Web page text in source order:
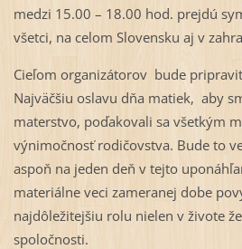
medzi 15.00 – 18.00 hod. prejdú
všetci, na celom Slovensku aj v
Cieľom organizátorov bude
Najväčšiu oslavu dňa matiek, aby
materstvo, poďakovali sa všetkým
výnimočnosť rodičovstva. Bude to
aspoň na jeden deň v tejto
materiálne veci zameranej dobe
najdôležitejšiu rolu nielen v živote
spoločnosti.